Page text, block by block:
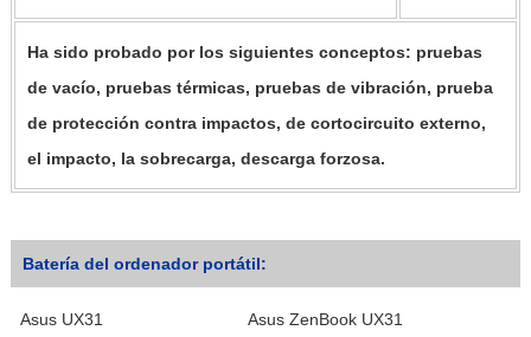
Ha sido probado por los siguientes conceptos: pruebas
de vacío, pruebas térmicas, pruebas de vibración, prueba
de protección contra impactos, de cortocircuito externo,
el impacto, la sobrecarga, descarga forzosa.
Batería del ordenador portátil:
Asus UX31
Asus ZenBook UX31